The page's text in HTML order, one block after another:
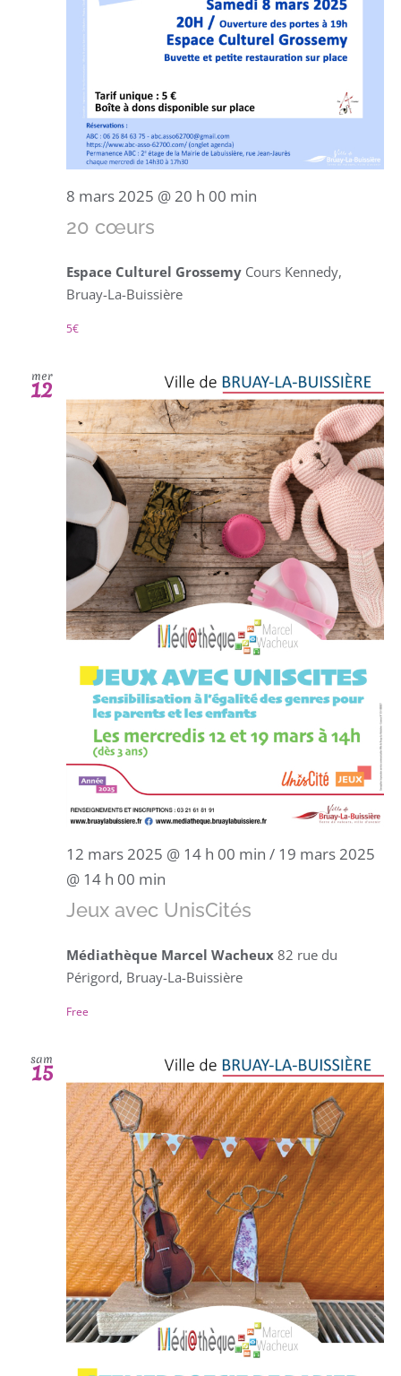
8 mars 2025 @ 20 h 00 min
20 cœurs
Espace Culturel Grossemy Cours Kennedy,
Bruay-La-Buissière
5€
mer
12
12 mars 2025 @ 14 h 00 min / 19 mars 2025
@ 14 h 00 min
Jeux avec UnisCités
Médiathèque Marcel Wacheux 82 rue du
Périgord, Bruay-La-Buissière
Free
sam
15